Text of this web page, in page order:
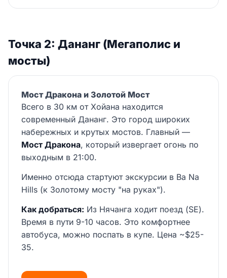
Точка 2: Дананг (Мегаполис и
мосты)
Мост Дракона и Золотой Мост
Всего в 30 км от Хойана находится
современный Дананг. Это город широких
набережных и крутых мостов. Главный —
Мост Дракона, который извергает огонь по
выходным в 21:00.
Именно отсюда стартуют экскурсии в Ba Na
Hills (к Золотому мосту "на руках").
Как добраться: Из Нячанга ходит поезд (SE).
Время в пути 9-10 часов. Это комфортнее
автобуса, можно поспать в купе. Цена ~$25-
35.